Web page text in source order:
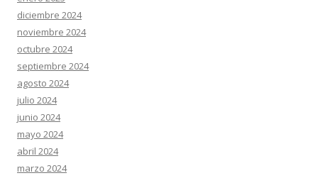
diciembre 2024
noviembre 2024
octubre 2024
septiembre 2024
agosto 2024
julio 2024
junio 2024
mayo 2024
abril 2024
marzo 2024